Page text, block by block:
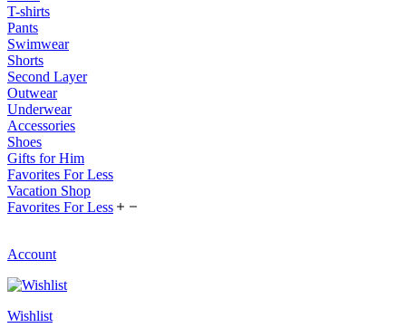
T-shirts
Pants
Swimwear
Shorts
Second Layer
Outwear
Underwear
Accessories
Shoes
Gifts for Him
Favorites For Less
Vacation Shop
Favorites For Less
Account
Wishlist